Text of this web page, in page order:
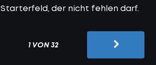
der nicht fehlen darf.
1 VON 32